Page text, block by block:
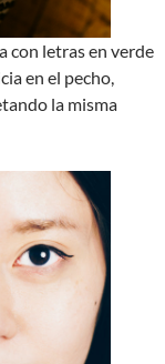
con letras en verde
en el pecho,
la misma